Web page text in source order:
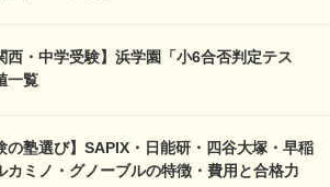
西・中学受験】浜学園「小6合否判定テス
一覧
の塾選び】SAPIX・日能研・四谷大塚・早稲
カミノ・グノーブルの特徴・費用と合格力